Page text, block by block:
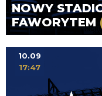
NOWY
FAWORYTEM
10.09
17:47